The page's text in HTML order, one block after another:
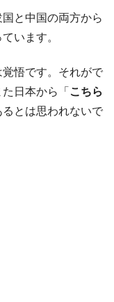
と中国の両方から
います。
悟です。それがで
日本から「 こちら
とは思われないで